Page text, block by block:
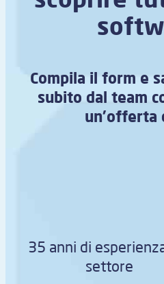
Compila il form e
subito dal team
un’offerta
35 anni di
settore